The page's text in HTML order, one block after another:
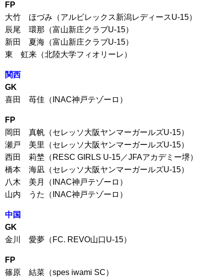
FP
大竹 ほづみ（アルビレックス新潟レディースU-15）
辰尾 環那（富山新庄クラブU-15）
新田 夏海（富山新庄クラブU-15）
東 虹来（北陸大学フィオリーレ）
関西
GK
喜田 苺佳（INAC神戸テゾーロ）
FP
岡田 真帆（セレッソ大阪ヤンマーガールズU-15）
瀬戸 美里（セレッソ大阪ヤンマーガールズU-15）
西田 莉埜（RESC GIRLS U-15／JFAアカデミー堺）
橋本 海凪（セレッソ大阪ヤンマーガールズU-15）
八木 美月（INAC神戸テゾーロ）
山内 うた（INAC神戸テゾーロ）
中国
GK
金川 愛夢（FC. REVO山口U-15）
FP
篠原 結菜（spes iwami SC）